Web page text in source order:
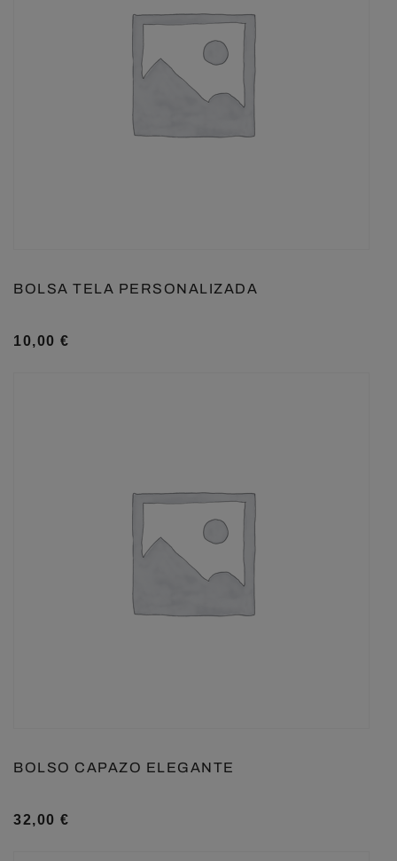
BOLSA TELA PERSONALIZADA
10,00 €
BOLSO CAPAZO ELEGANTE
32,00 €